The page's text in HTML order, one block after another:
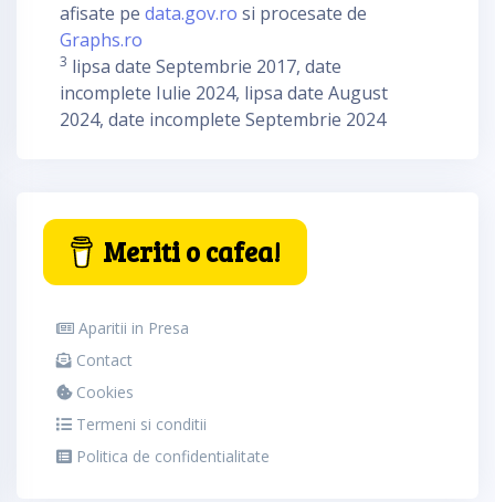
afisate pe data.gov.ro si procesate de
Graphs.ro
3 lipsa date Septembrie 2017, date
incomplete Iulie 2024, lipsa date August
2024, date incomplete Septembrie 2024
Meriti o cafea!
Aparitii in Presa
Contact
Cookies
Termeni si conditii
Politica de confidentialitate